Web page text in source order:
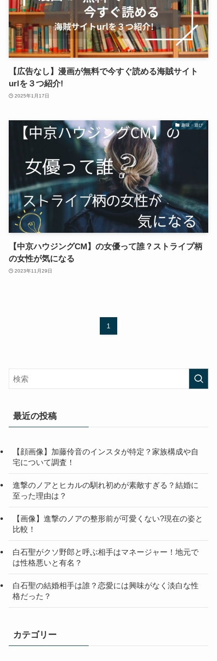
【広告なし】漫画が無料で今すぐ読める海賊サイト
urlを３つ紹介!
2025年1月17日
趣味・遊び
【中京ハウジングCM】の女優って誰？ストライプ柄
の女性が気になる
2023年11月29日
1
最近の投稿
【顔画像】加藤伶音のインスタが特定？家族構成や自
宅について調査！
進撃のノアとヒカルの馴れ初めが素敵すぎる？結婚に
至った理由は？
【画像】進撃のノアの整形前が可愛くない?現在の姿と
比較！
白石聖がクソ野郎と呼ぶ相手はマネージャー！地元で
は性格悪いと有名？
白石聖の結婚相手は誰？恋愛には興味がなく淡白な性
格だった？
カテゴリー